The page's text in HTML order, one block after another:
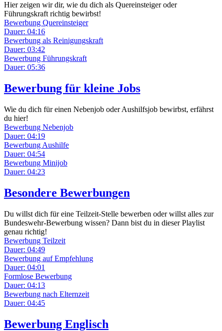
Hier zeigen wir dir, wie du dich als Quereinsteiger oder
Führungskraft richtig bewirbst!
Bewerbung Quereinsteiger
Dauer: 04:16
Bewerbung als Reinigungskraft
Dauer: 03:42
Bewerbung Führungskraft
Dauer: 05:36
Bewerbung für kleine Jobs
Wie du dich für einen Nebenjob oder Aushilfsjob bewirbst, erfährst
du hier!
Bewerbung Nebenjob
Dauer: 04:19
Bewerbung Aushilfe
Dauer: 04:54
Bewerbung Minijob
Dauer: 04:23
Besondere Bewerbungen
Du willst dich für eine Teilzeit-Stelle bewerben oder willst alles zur
Bundeswehr-Bewerbung wissen? Dann bist du in dieser Playlist
genau richtig!
Bewerbung Teilzeit
Dauer: 04:49
Bewerbung auf Empfehlung
Dauer: 04:01
Formlose Bewerbung
Dauer: 04:13
Bewerbung nach Elternzeit
Dauer: 04:45
Bewerbung Englisch